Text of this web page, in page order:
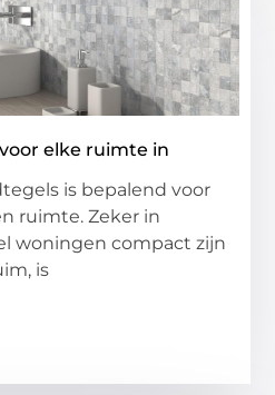
elke ruimte in
is bepalend voor
ruimte. Zeker in
woningen compact zijn
is